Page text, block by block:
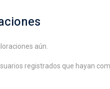
aún.
registrados que hayan